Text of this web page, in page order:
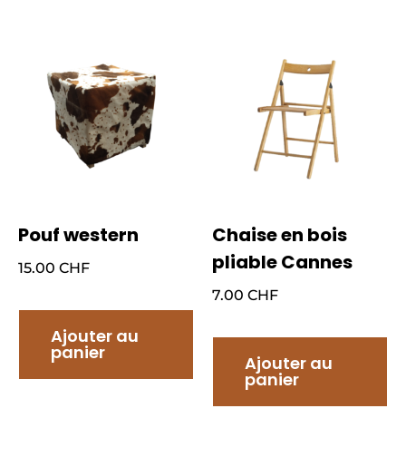
Pouf western
15.00 CHF
Ajouter au
panier
Chaise en bois
pliable Cannes
7.00 CHF
Ajouter au
panier